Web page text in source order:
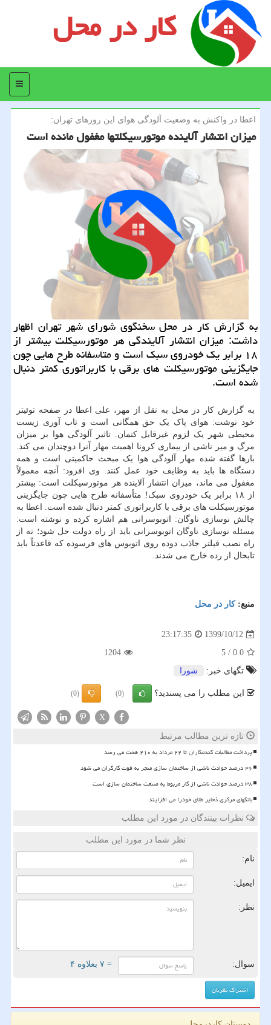
کار در محل
منو
اعطا در واكنش به وضعیت آلودگی هوای این روزهای تهران:
میزان انتشار آلاینده موتورسیكلتها مغفول مانده است
به گزارش کار در محل سخنگوی شورای شهر تهران اظهار
داشت: میزان انتشار آلایندگی هر موتورسیکلت بیشتر از
۱۸ برابر یک خودروی سبک است و متاسفانه طرح هایی چون
جایگزینی موتورسیکلت های برقی با کاربراتوری کمتر دنبال
شده است.
به گزارش کار در محل به نقل از مهر، علی اعطا در صفحه توئیتر
خود نوشت: هوای پاک⁩ یک حق همگانی است و تاب آوری زیست
محیطی شهر یک لزوم غیرقابل کتمان. تاثیر آلودگی هوا بر میزان
مرگ و میر ناشی از بیماری کرونا اهمیت مهار آنرا دوچندان می کند.
بارها گفته شده مهار آلودگی هوا یک مبحث حاکمیتی است و همه
دستگاه ها باید به وظایف خود عمل کنند. وی افزود: آنچه معمولاً
مغفول می ماند، میزان انتشار آلاینده هر موتورسیکلت است: بیشتر
از ۱۸ برابر یک خودروی سبک! متأسفانه طرح هایی چون جایگزینی
موتورسیکلت های برقی با کاربراتوری کمتر دنبال شده است. اعطا به
چالش نوسازی ناوگان: اتوبوسرانی هم اشاره کرده و نوشته است:
مسئله نوسازی ناوگان اتوبوسرانی باید از راه دولت حل شود؛ نه از
راه نصب فیلتر جاذب دوده روی اتوبوس های فرسوده که قاعدتاً باید
تابحال از رده خارج می شدند.
منبع:كار در محل
1399/10/12
23:17:35
0.0
/
5
1204
تگهای خبر:
شورا
این مطلب را می پسندید؟ (0)
(0)
X
تازه ترین مطالب مرتبط
پرداخت مطالبات گندمکاران تا ۲۲ مرداد به ۲۱۰ همت می رسد
۴۶ درصد حوادث ناشی از ساختمان سازی منجر به فوت کارگران می شود
۳۸ درصد حوادث ناشی از کار مربوط به صنعت ساختمان سازی است
بانکهای مرکزی ذخایر طلای خودرا می افزایند
نظرات بینندگان در مورد این مطلب
نظر شما در مورد این مطلب
نام:
ایمیل:
نظر:
سوال: = ۷ بعلاوه ۴